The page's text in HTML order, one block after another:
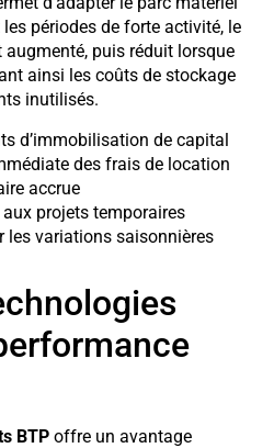
périodes de forte activité, le
puis réduit lorsque
ainsi les coûts de stockage
inutilisés.
d’immobilisation de capital
des frais de location
accrue
projets temporaires
les variations saisonnières
BTP offre un avantage